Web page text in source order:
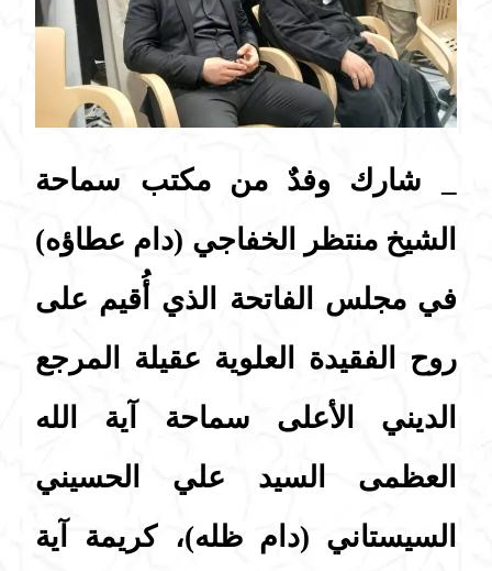
_ شارك وفدٌ من مكتب سماحة
الشيخ منتظر الخفاجي (دام عطاؤه)
في مجلس الفاتحة الذي أُقيم على
روح الفقيدة العلوية عقيلة المرجع
الديني الأعلى سماحة آية الله
العظمى السيد علي الحسيني
السيستاني (دام ظله)، كريمة آية